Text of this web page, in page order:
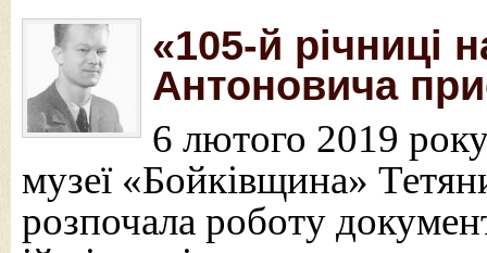
«105-й річниці
Антоновича
6 лютого 2019
музеї «Бойківщина»
розпочала роботу